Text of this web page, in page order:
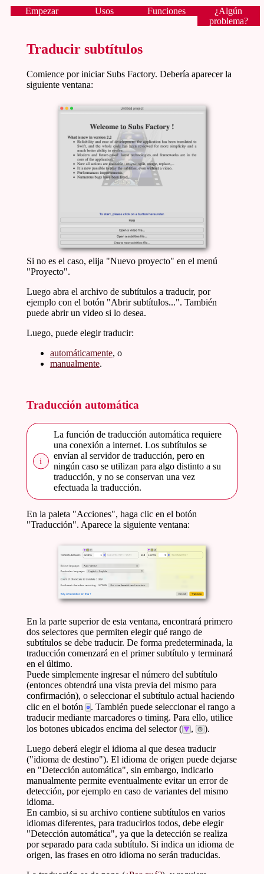
Empezar Usos Funciones
¿Algún
problema?
Traducir subtítulos
Comience por iniciar Subs Factory. Debería aparecer la
siguiente ventana:
Si no es el caso, elija "Nuevo proyecto" en el menú
"Proyecto".
Luego abra el archivo de subtítulos a traducir, por
ejemplo con el botón "Abrir subtítulos...". También
puede abrir un video si lo desea.
Luego, puede elegir traducir:
automáticamente, o
manualmente.
Traducción automática
La función de traducción automática requiere
una conexión a internet. Los subtítulos se
envían al servidor de traducción, pero en
ningún caso se utilizan para algo distinto a su
traducción, y no se conservan una vez
efectuada la traducción.
En la paleta "Acciones", haga clic en el botón
"Traducción". Aparece la siguiente ventana:
En la parte superior de esta ventana, encontrará primero
dos selectores que permiten elegir qué rango de
subtítulos se debe traducir. De forma predeterminada, la
traducción comenzará en el primer subtítulo y terminará
en el último.
Puede simplemente ingresar el número del subtítulo
(entonces obtendrá una vista previa del mismo para
confirmación), o seleccionar el subtítulo actual haciendo
clic en el botón
. También puede seleccionar el rango a
traducir mediante marcadores o timing. Para ello, utilice
los botones ubicados encima del selector (
,
).
Luego deberá elegir el idioma al que desea traducir
("idioma de destino"). El idioma de origen puede dejarse
en "Detección automática", sin embargo, indicarlo
manualmente permite eventualmente evitar un error de
detección, por ejemplo en caso de variantes del mismo
idioma.
En cambio, si su archivo contiene subtítulos en varios
idiomas diferentes, para traducirlos todos, debe elegir
"Detección automática", ya que la detección se realiza
por separado para cada subtítulo. Si indica un idioma de
origen, las frases en otro idioma no serán traducidas.